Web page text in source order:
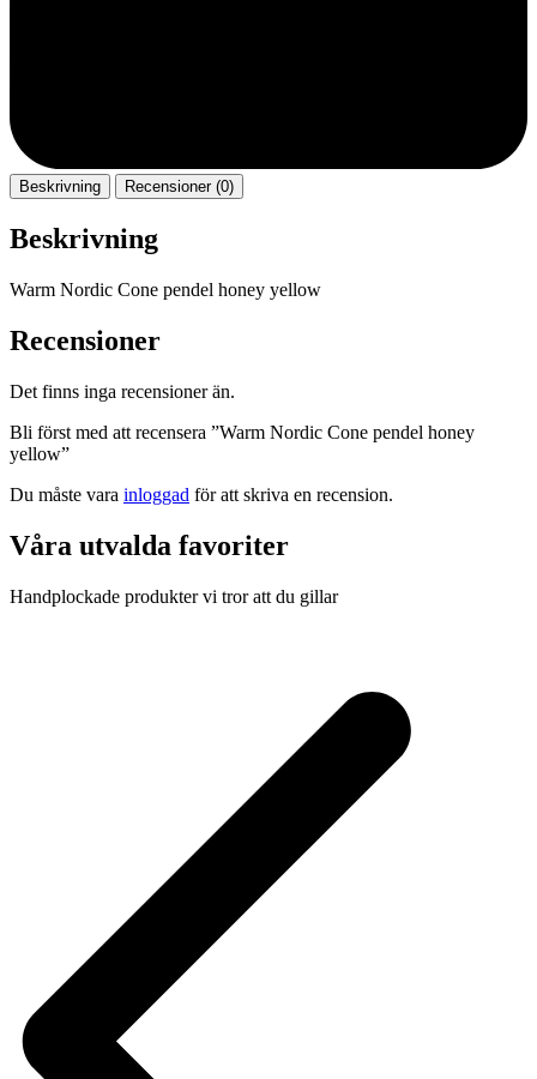
Beskrivning Recensioner (0)
Beskrivning
Warm Nordic Cone pendel honey yellow
Recensioner
Det finns inga recensioner än.
Bli först med att recensera ”Warm Nordic Cone pendel honey
yellow”
Du måste vara inloggad för att skriva en recension.
Våra utvalda favoriter
Handplockade produkter vi tror att du gillar